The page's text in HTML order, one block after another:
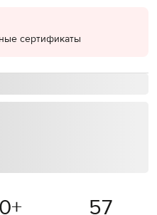
сертификаты
+ 57